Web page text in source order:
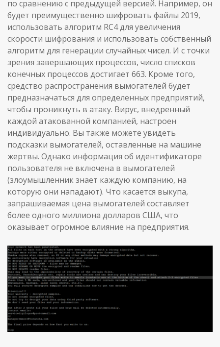
по сравнению с предыдущей версией. Например, он
будет преимущественно шифровать файлы 2019,
использовать алгоритм RC4 для увеличения
скорости шифрования и использовать собственный
алгоритм для генерации случайных чисел. И с точки
зрения завершающих процессов, число списков
конечных процессов достигает 663. Кроме того,
средство распространения вымогателей будет
предназначаться для определенных предприятий,
чтобы проникнуть в атаку. Вирус, внедренный
каждой атакованной компанией, настроен
индивидуально. Вы также можете увидеть
подсказки вымогателей, оставленные на машине
жертвы. Однако информация об идентификаторе
пользователя не включена в вымогателей
(злоумышленник знает каждую компанию, на
которую они нападают). Что касается выкупа,
запрашиваемая цена вымогателей составляет
более одного миллиона долларов США, что
оказывает огромное влияние на предприятия.